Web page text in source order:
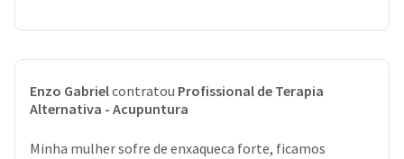
Enzo Gabrielcontratou Profissional de Terapia
Alternativa - Acupuntura
Minha mulher sofre de enxaqueca forte, ficamos